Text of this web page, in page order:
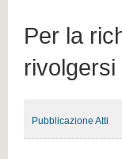
Per la
rivolgersi
Pubblicazione Atti